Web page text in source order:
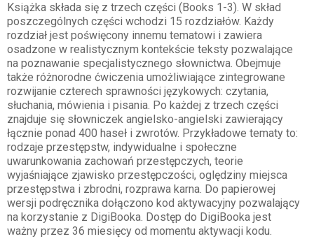
Książka składa się z trzech części (Books 1-3). W skład
poszczególnych części wchodzi 15 rozdziałów. Każdy
rozdział jest poświęcony innemu tematowi i zawiera
osadzone w realistycznym kontekście teksty pozwalające
na poznawanie specjalistycznego słownictwa. Obejmuje
także różnorodne ćwiczenia umożliwiające zintegrowane
rozwijanie czterech sprawności językowych: czytania,
słuchania, mówienia i pisania. Po każdej z trzech części
znajduje się słowniczek angielsko-angielski zawierający
łącznie ponad 400 haseł i zwrotów. Przykładowe tematy to:
rodzaje przestępstw, indywidualne i społeczne
uwarunkowania zachowań przestępczych, teorie
wyjaśniające zjawisko przestępczości, oględziny miejsca
przestępstwa i zbrodni, rozprawa karna. Do papierowej
wersji podręcznika dołączono kod aktywacyjny pozwalający
na korzystanie z DigiBooka. Dostęp do DigiBooka jest
ważny przez 36 miesięcy od momentu aktywacji kodu.